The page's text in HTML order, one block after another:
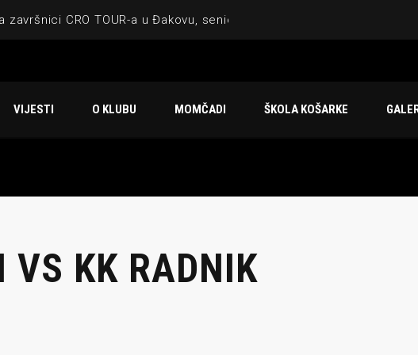
završnici CRO TOUR-a u Đakovu, seniorska ekipa 3×3 osvojila Krbulju
utakmici ugostilo atraktivnu NCAA ekipu OBU Bison
VIJESTI O KLUBU MOMČADI ŠKOLA KOŠARKE
VS KK RADNIK